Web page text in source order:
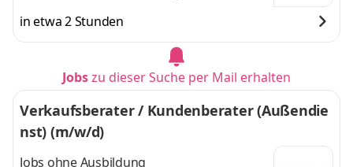
in etwa 2 Stunden
Jobszu dieser Suche per Mail erhalten
Verkaufsberater / Kundenberater (Außendie
nst) (m/w/d)
Jobs ohne Ausbildung